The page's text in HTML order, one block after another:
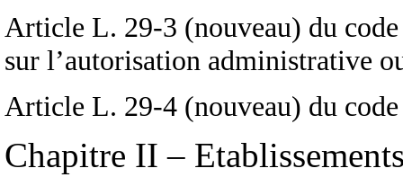
Article L. 29-3 (nouveau) du code
sur l’autorisation administrative
Article L. 29-4 (nouveau) du
Chapitre II –